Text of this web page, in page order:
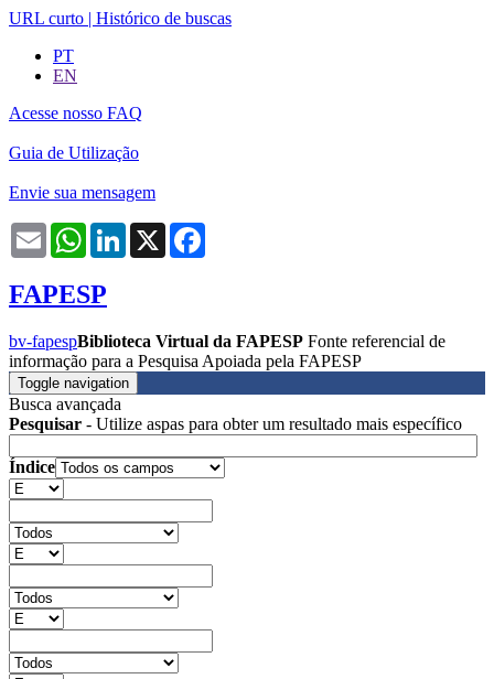
URL curto | Histórico de buscas
PT
EN
Acesse nosso FAQ
Guia de Utilização
Envie sua mensagem
Email WhatsAppLinkedIn
X
FAPESP
bv-fapespBiblioteca Virtual da FAPESP Fonte referencial de
informação para a Pesquisa Apoiada pela FAPESP
Toggle navigation
Busca avançada
Pesquisar - Utilize aspas para obter um resultado mais específico
Índice